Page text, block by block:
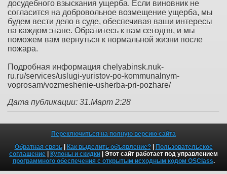
досудебного взыскания ущерба. Если виновник не
согласится на добровольное возмещение ущерба, мы
будем вести дело в суде, обеспечивая ваши интересы
на каждом этапе. Обратитесь к нам сегодня, и мы
поможем вам вернуться к нормальной жизни после
пожара.
Подробная информация chelyabinsk.nuk-
ru.ru/services/uslugi-yuristov-po-kommunalnym-
voprosam/vozmeshenie-usherba-pri-pozhare/
Дата публикации: 31.Март 2:28
Переключиться на полную версию сайта
Обратная связь| Как выделить объявление?|
Пользовательское
соглашение
Купоны и скидки | Этот сайт работает под управлением
программного обеспечения с открытым исходным кодом OSClass.